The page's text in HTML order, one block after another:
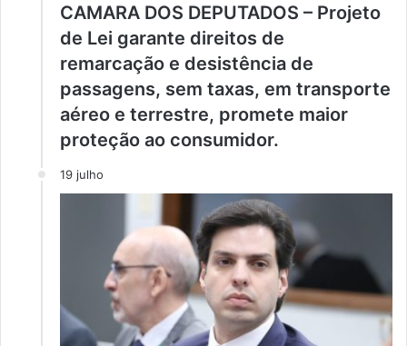
CAMARA DOS DEPUTADOS – Projeto
de Lei garante direitos de
remarcação e desistência de
passagens, sem taxas, em transporte
aéreo e terrestre, promete maior
proteção ao consumidor.
19 julho